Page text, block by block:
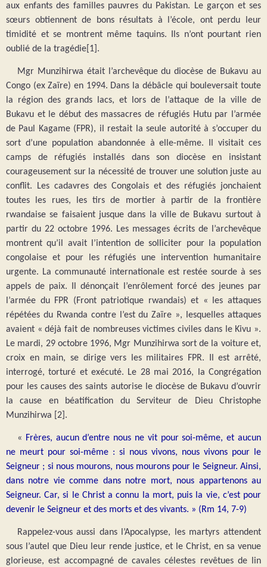
aux enfants des familles pauvres du Pakistan. Le garçon et ses
sœurs obtiennent de bons résultats à l’école, ont perdu leur
timidité et se montrent même taquins. Ils n’ont pourtant rien
oublié de la tragédie[1].
Mgr Munzihirwa était l’archevêque du diocèse de Bukavu au
Congo (ex Zaïre) en 1994. Dans la débâcle qui bouleversait toute
la région des grands lacs, et lors de l’attaque de la ville de
Bukavu et le début des massacres de réfugiés Hutu par l’armée
de Paul Kagame (FPR), il restait la seule autorité à s’occuper du
sort d’une population abandonnée à elle-même. Il visitait ces
camps de réfugiés installés dans son diocèse en insistant
courageusement sur la nécessité de trouver une solution juste au
conflit. Les cadavres des Congolais et des réfugiés jonchaient
toutes les rues, les tirs de mortier à partir de la frontière
rwandaise se faisaient jusque dans la ville de Bukavu surtout à
partir du 22 octobre 1996. Les messages écrits de l’archevêque
montrent qu’il avait l’intention de solliciter pour la population
congolaise et pour les réfugiés une intervention humanitaire
urgente. La communauté internationale est restée sourde à ses
appels de paix. Il dénonçait l’enrôlement forcé des jeunes par
l’armée du FPR (Front patriotique rwandais) et « les attaques
répétées du Rwanda contre l’est du Zaïre », lesquelles attaques
avaient « déjà fait de nombreuses victimes civiles dans le Kivu ».
Le mardi, 29 octobre 1996, Mgr Munzihirwa sort de la voiture et,
croix en main, se dirige vers les militaires FPR. Il est arrêté,
interrogé, torturé et exécuté. Le 28 mai 2016, la Congrégation
pour les causes des saints autorise le diocèse de Bukavu d’ouvrir
la cause en béatification du Serviteur de Dieu Christophe
Munzihirwa [2].
« Frères, aucun d’entre nous ne vit pour soi-même, et aucun
ne meurt pour soi-même : si nous vivons, nous vivons pour le
Seigneur ; si nous mourons, nous mourons pour le Seigneur. Ainsi,
dans notre vie comme dans notre mort, nous appartenons au
Seigneur. Car, si le Christ a connu la mort, puis la vie, c’est pour
devenir le Seigneur et des morts et des vivants. » (Rm 14, 7-9)
Rappelez-vous aussi dans l’Apocalypse, les martyrs attendent
sous l’autel que Dieu leur rende justice, et le Christ, en sa venue
glorieuse, est accompagné de cavales célestes revêtues de lin